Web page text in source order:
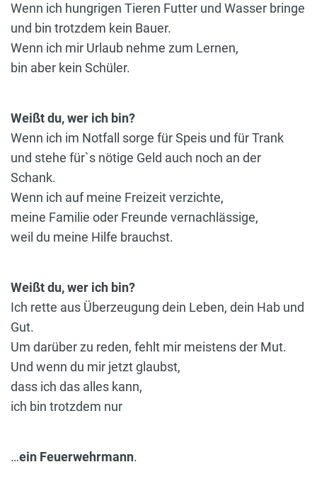
Wenn ich hungrigen Tieren Futter und Wasser bringe
und bin trotzdem kein Bauer.
Wenn ich mir Urlaub nehme zum Lernen,
bin aber kein Schüler.
Weißt du, wer ich bin?
Wenn ich im Notfall sorge für Speis und für Trank
und stehe für`s nötige Geld auch noch an der
Schank.
Wenn ich auf meine Freizeit verzichte,
meine Familie oder Freunde vernachlässige,
weil du meine Hilfe brauchst.
Weißt du, wer ich bin?
Ich rette aus Überzeugung dein Leben, dein Hab und
Gut.
Um darüber zu reden, fehlt mir meistens der Mut.
Und wenn du mir jetzt glaubst,
dass ich das alles kann,
ich bin trotzdem nur
…ein Feuerwehrmann.